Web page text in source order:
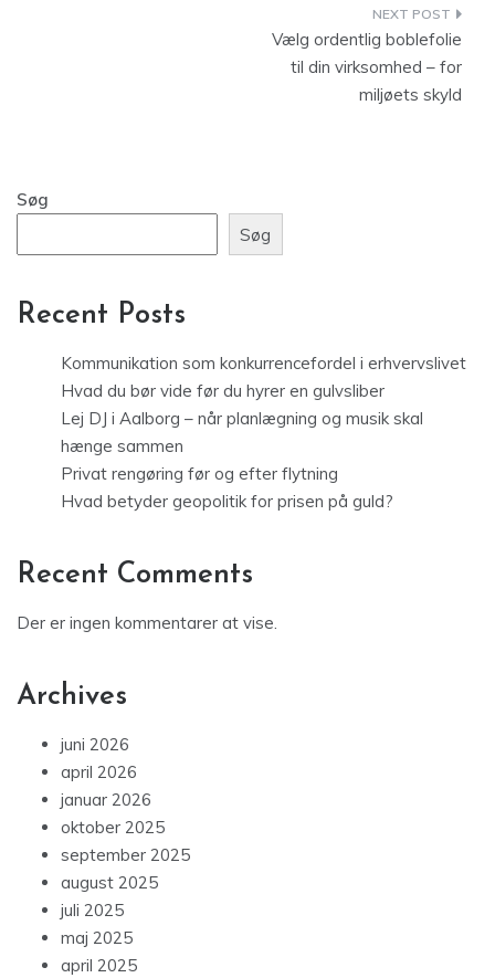
Vælg ordentlig boblefolie
til din virksomhed – for
miljøets skyld
Søg
Søg
Recent Posts
Kommunikation som konkurrencefordel i erhvervslivet
Hvad du bør vide før du hyrer en gulvsliber
Lej DJ i Aalborg – når planlægning og musik skal
hænge sammen
Privat rengøring før og efter flytning
Hvad betyder geopolitik for prisen på guld?
Recent Comments
Der er ingen kommentarer at vise.
Archives
juni 2026
april 2026
januar 2026
oktober 2025
september 2025
august 2025
juli 2025
maj 2025
april 2025